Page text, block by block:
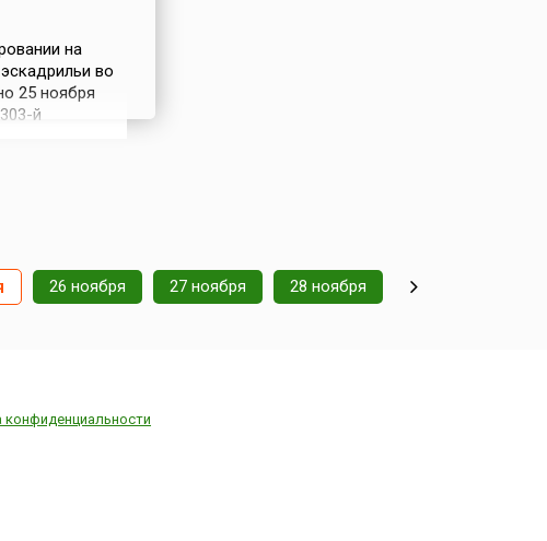
на
во
25 ноября
й
26 ноября 27 ноября 28 ноября
конфиденциальности